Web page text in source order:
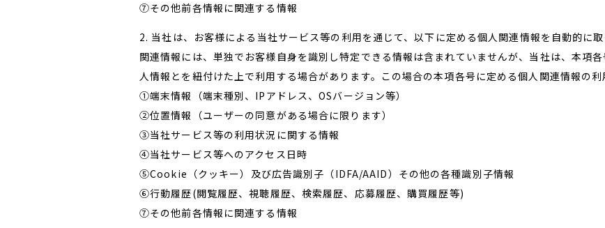
⑦その他前各情報に関連する情報
2. 当社は、お客様による当社サービス等の利用を通じて、以下に定める個人関連情報を自動的に
関連情報には、単独でお客様自身を識別し特定できる情報は含まれていませんが、当社は、本項
人情報とを紐付けた上で利用する場合があります。この場合の本項各号に定める個人関連情報の利
①端末情報（端末種別、IPアドレス、OSバージョン等）
②位置情報（ユーザーの同意がある場合に限ります）
③当社サービス等の利用状況に関する情報
④当社サービス等へのアクセス日時
⑤Cookie（クッキー）及び広告識別子（IDFA/AAID）その他の各種識別子情報
⑥行動履歴(閲覧履歴、視聴履歴、検索履歴、応募履歴、購買履歴等)
⑦その他前各情報に関連する情報